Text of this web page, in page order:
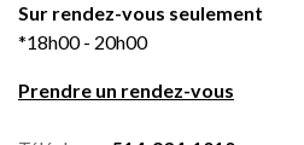
Sur rendez-vous seulement
*18h00 - 20h00
Prendre un rendez-vous